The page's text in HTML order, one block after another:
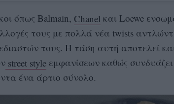
όπως Balmain, Chanel και Loewe
τους με πολλά νέα twists
τους. Η τάση αυτή αποτελεί
street styleεμφανίσεων καθώς
ένα άρτιο σύνολο.